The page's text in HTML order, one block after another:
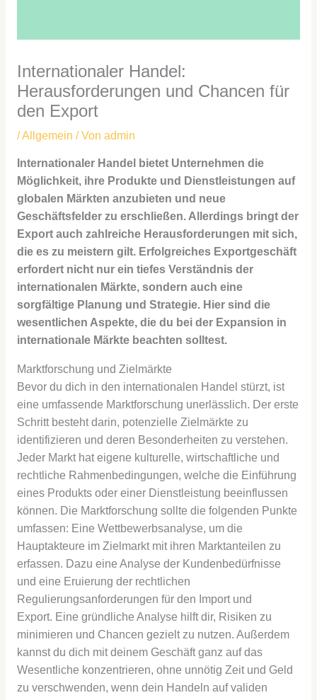
Internationaler Handel:
Herausforderungen und Chancen für
den Export
/Allgemein / Von admin
Internationaler Handel bietet Unternehmen die
Möglichkeit, ihre Produkte und Dienstleistungen auf
globalen Märkten anzubieten und neue
Geschäftsfelder zu erschließen. Allerdings bringt der
Export auch zahlreiche Herausforderungen mit sich,
die es zu meistern gilt. Erfolgreiches Exportgeschäft
erfordert nicht nur ein tiefes Verständnis der
internationalen Märkte, sondern auch eine
sorgfältige Planung und Strategie. Hier sind die
wesentlichen Aspekte, die du bei der Expansion in
internationale Märkte beachten solltest.
Marktforschung und Zielmärkte
Bevor du dich in den internationalen Handel stürzt, ist
eine umfassende Marktforschung unerlässlich. Der erste
Schritt besteht darin, potenzielle Zielmärkte zu
identifizieren und deren Besonderheiten zu verstehen.
Jeder Markt hat eigene kulturelle, wirtschaftliche und
rechtliche Rahmenbedingungen, welche die Einführung
eines Produkts oder einer Dienstleistung beeinflussen
können. Die Marktforschung sollte die folgenden Punkte
umfassen: Eine Wettbewerbsanalyse, um die
Hauptakteure im Zielmarkt mit ihren Marktanteilen zu
erfassen. Dazu eine Analyse der Kundenbedürfnisse
und eine Eruierung der rechtlichen
Regulierungsanforderungen für den Import und
Export. Eine gründliche Analyse hilft dir, Risiken zu
minimieren und Chancen gezielt zu nutzen. Außerdem
kannst du dich mit deinem Geschäft ganz auf das
Wesentliche konzentrieren, ohne unnötig Zeit und Geld
zu verschwenden, wenn dein Handeln auf validen